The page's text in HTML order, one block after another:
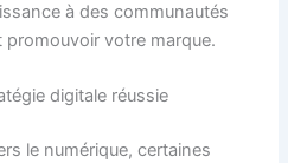
à des communautés
votre marque.
digitale réussie
le numérique, certaines